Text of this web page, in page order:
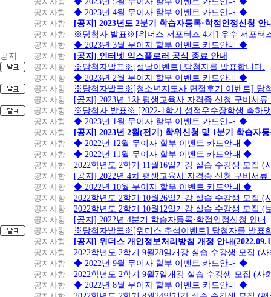
공지사항
◆ 2023년 4월 무이자 할부 이벤트 카드안내 ◆
공지사항
[공지] 2023년도 2분기 학습자등록·학점인정신청 안
공지사항
※당첨자 발표※[위더스 서포터즈 4기] 우수 서포터
공지사항
◆ 2023년 3월 무이자 할부 이벤트 카드안내 ◆
공지
공지사항
[공지] 인터넷 익스플로러 공식 종료 안내
공지사항
※당첨자발표※[설날이벤트] 당첨자를 발표합니다.
공지사항
◆ 2023년 2월 무이자 할부 이벤트 카드안내 ◆
공지사항
※당첨자발표※[청소년지도사 면접후기 이벤트] 당
공지사항
[공지] 2023년 1차 평생교육사 자격증 신청 구비서류
공지사항
※당첨자 발표※ [2022-1학기 성적우수장학생 축하
공지사항
◆ 2023년 1월 무이자 할부 이벤트 카드안내 ◆
공지사항
[공지] 2023년 2월(전기) 학위신청 및 1분기 학습자
공지사항
◆ 2022년 12월 무이자 할부 이벤트 카드안내 ◆
공지사항
◆ 2022년 11월 무이자 할부 이벤트 카드안내 ◆
공지사항
2022학년도 2학기 11월16일개강 실습 수강생 모집
공지사항
[공지] 2022년 4차 평생교육사 자격증 신청 구비서류
공지사항
◆ 2022년 10월 무이자 할부 이벤트 카드안내 ◆
공지사항
2022학년도 2학기 10월26일개강 실습 수강생 모집 (
공지사항
2022학년도 2학기 10월12일개강 실습 수강생 모집 (
공지사항
[공지] 2022년 4분기 학습자등록·학점인정신청 안내
공지사항
※당첨자발표※[위더스 추석이벤트] 당첨자를 발표
공지사항
[공지] 위더스 개인정보처리방침 개정 안내
공지사항
2022학년도 2학기 9월28일개강 실습 수강생 모집 (
공지사항
◆ 2022년 9월 무이자 할부 이벤트 카드안내 ◆
공지사항
2022학년도 2학기 9월7일개강 실습 수강생 모집 (사
공지사항
◆ 2022년 8월 무이자 할부 이벤트 카드안내 ◆